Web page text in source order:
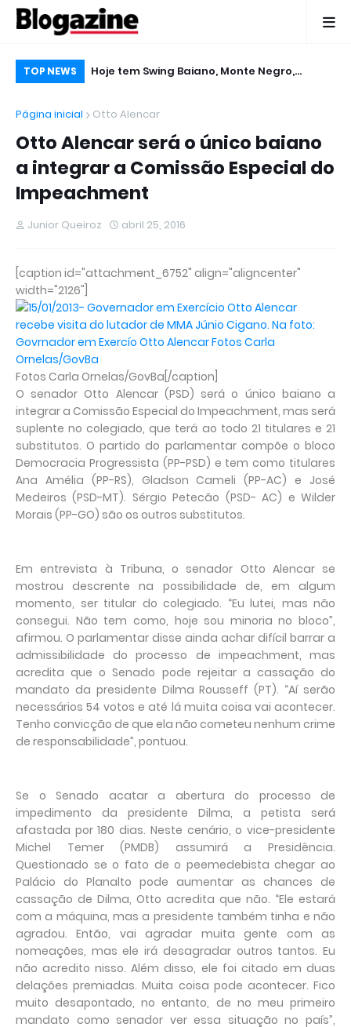
TOP NEWS
Hoje tem Swing Baiano, Monte Negro,
2016 em Ruy Barbosa
Página inicial
Otto Alencar
Otto Alencar será o único baiano
a integrar a Comissão Especial do
Impeachment
Junior Queiroz abril 25, 2016
[caption id="attachment_6752" align="aligncenter"
width="2126"]
Fotos Carla Ornelas/GovBa[/caption]
O senador Otto Alencar (PSD) será o único baiano a
integrar a Comissão Especial do Impeachment, mas será
suplente no colegiado, que terá ao todo 21 titulares e 21
substitutos. O partido do parlamentar compõe o bloco
Democracia Progressista (PP-PSD) e tem como titulares
Ana Amélia (PP-RS), Gladson Cameli (PP-AC) e José
Medeiros (PSD-MT). Sérgio Petecão (PSD- AC) e Wilder
Morais (PP-GO) são os outros substitutos.
Em entrevista à Tribuna, o senador Otto Alencar se
mostrou descrente na possibilidade de, em algum
momento, ser titular do colegiado. “Eu lutei, mas não
consegui. Não tem como, hoje sou minoria no bloco”,
afirmou. O parlamentar disse ainda achar difícil barrar a
admissibilidade do processo de impeachment, mas
acredita que o Senado pode rejeitar a cassação do
mandato da presidente Dilma Rousseff (PT). “Aí serão
necessários 54 votos e até lá muita coisa vai acontecer.
Tenho convicção de que ela não cometeu nenhum crime
de responsabilidade”, pontuou.
Se o Senado acatar a abertura do processo de
impedimento da presidente Dilma, a petista será
afastada por 180 dias. Neste cenário, o vice-presidente
Michel Temer (PMDB) assumirá a Presidência.
Questionado se o fato de o peemedebista chegar ao
Palácio do Planalto pode aumentar as chances de
cassação de Dilma, Otto acredita que não. “Ele estará
com a máquina, mas a presidente também tinha e não
agradou. Então, vai agradar muita gente com as
nomeações, mas ele irá desagradar outros tantos. Eu
não acredito nisso. Além disso, ele foi citado em duas
delações premiadas. Muita coisa pode acontecer. Fico
muito desapontado, no entanto, de no meu primeiro
mandato como senador ver essa situação no país”,